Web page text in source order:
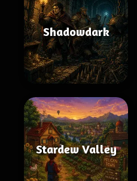
Shadowdark
Stardew Valley